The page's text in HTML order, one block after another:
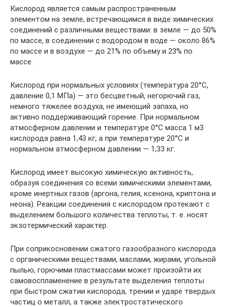
Кислород является самым распространенным
элементом на земле, встречающимся в виде химических
соединений с различными веществами: в земле — до 50%
по массе, в соединении с водородом в воде — около 86%
по массе и в воздухе — до 21% по объему и 23% по
массе.
Кислород при нормальных условиях (температура 20°С,
давление 0,1 МПа) — это бесцветный, негорючий газ,
немного тяжелее воздуха, не имеющий запаха, но
активно поддерживающий горение. При нормальном
атмосферном давлении и температуре 0°С масса 1 м3
кислорода равна 1,43 кг, а при температуре 20°С и
нормальном атмосферном давлении — 1,33 кг.
Кислород имеет высокую химическую активность,
образуя соединения со всеми химическими элементами,
кроме инертных газов (аргона, гелия, ксенона, криптона и
неона). Реакции соединения с кислородом протекают с
выделением большого количества теплоты, т. е. носят
экзотермический характер.
При соприкосновении сжатого газообразного кислорода
с органическими веществами, маслами, жирами, угольной
пылью, горючими пластмассами может произойти их
самовоспламенение в результате выделения теплоты
при быстром сжатии кислорода, трении и ударе твердых
частиц о металл, а также электростатического